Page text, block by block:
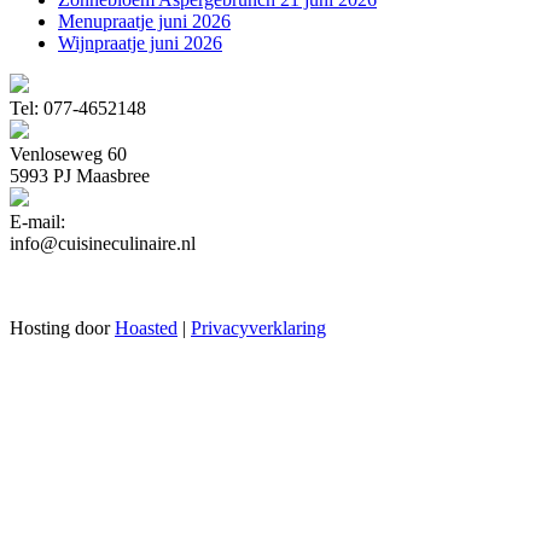
Menupraatje juni 2026
Wijnpraatje juni 2026
Tel: 077-4652148
Venloseweg 60
5993 PJ Maasbree
E-mail:
info@cuisineculinaire.nl
Hosting doorHoasted | Privacyverklaring